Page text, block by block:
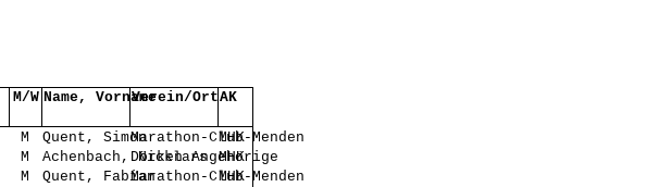
M/W Name, VornameVerein/OrtAK
M Quent, SimonMarathon-Club-Menden
MHK
M Achenbach, Nicklars
Dörken Angehörige
MHK
M Quent, FabianMarathon-Club-Menden
MHK